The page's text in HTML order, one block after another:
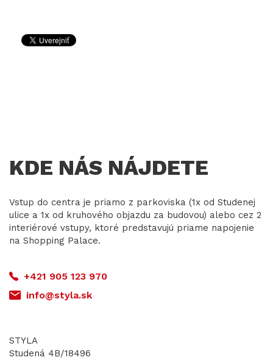
KDE NÁS NÁJDETE
Vstup do centra je priamo z parkoviska (1x od Studenej
ulice a 1x od kruhového objazdu za budovou) alebo cez 2
interiérové vstupy, ktoré predstavujú priame napojenie
na Shopping Palace.
+421 905 123 970
info@styla.sk
STYLA
Studená 4B/18496